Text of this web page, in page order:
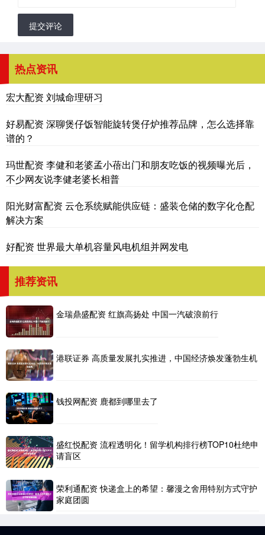
提交评论
热点资讯
宏大配资 刘城命理研习
好易配资 深聊煲仔饭智能旋转煲仔炉推荐品牌，怎么选择靠
谱的？
玛世配资 李健和老婆孟小蓓出门和朋友吃饭的视频曝光后，
不少网友说李健老婆长相普
阳光财富配资 云仓系统赋能供应链：盛装仓储的数字化仓配
解决方案
好配资 世界最大单机容量风电机组并网发电
推荐资讯
金瑞鼎盛配资 红旗高扬处 中国一汽破浪前行
港联证券 高质量发展扎实推进，中国经济焕发蓬勃生机
钱投网配资 鹿都到哪里去了
盛红悦配资 流程透明化！留学机构排行榜TOP10杜绝申
请盲区
荣利通配资 快递盒上的希望：馨漫之舍用特别方式守护
家庭团圆